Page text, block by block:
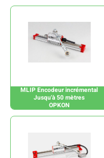
MLIP Encodeur incrémental
Jusqu'à 50 mètres
OPKON